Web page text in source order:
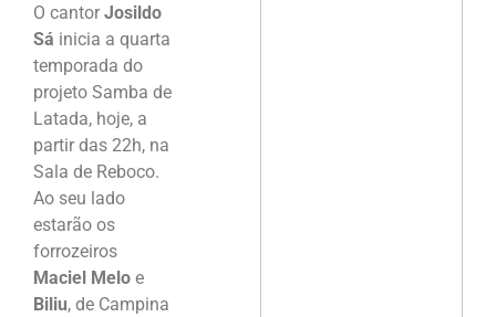
O cantor Josildo
Sá inicia a quarta
temporada do
projeto Samba de
Latada, hoje, a
partir das 22h, na
Sala de Reboco.
Ao seu lado
estarão os
forrozeiros
Maciel Melo e
Biliu, de Campina